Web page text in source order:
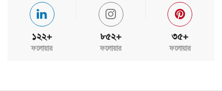
১২২+
ফলোয়ার
৮৫২+
ফলোয়ার
৩৫+
ফলোয়ার